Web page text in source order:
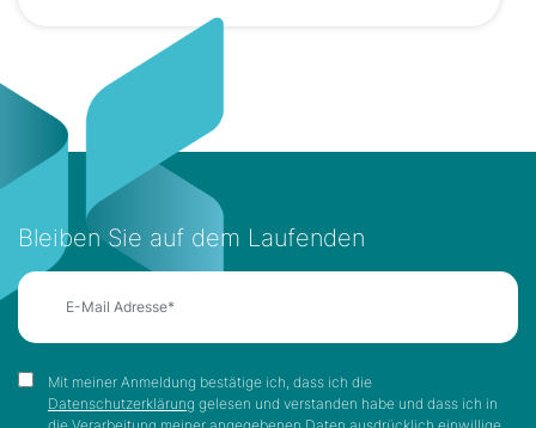
Bleiben Sie auf dem Laufenden
Mit meiner Anmeldung bestätige ich, dass ich die
Datenschutzerklärung gelesen und verstanden habe und dass ich in